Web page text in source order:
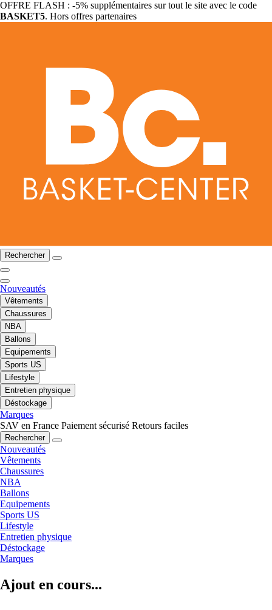
OFFRE FLASH : -5% supplémentaires sur tout le site avec le code
BASKET5. Hors offres partenaires
Rechercher
Nouveautés
Vêtements
Chaussures
NBA
Ballons
Equipements
Sports US
Lifestyle
Entretien physique
Déstockage
Marques
SAV en France Paiement sécurisé Retours faciles
Rechercher
Nouveautés
Vêtements
Chaussures
NBA
Ballons
Equipements
Sports US
Lifestyle
Entretien physique
Déstockage
Marques
Ajout en cours...